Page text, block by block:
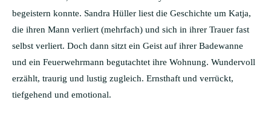
begeistern konnte. Sandra Hüller liest die Geschichte um Katja,
die ihren Mann verliert (mehrfach) und sich in ihrer Trauer fast
selbst verliert. Doch dann sitzt ein Geist auf ihrer Badewanne
und ein Feuerwehrmann begutachtet ihre Wohnung. Wundervoll
erzählt, traurig und lustig zugleich. Ernsthaft und verrückt,
tiefgehend und emotional.